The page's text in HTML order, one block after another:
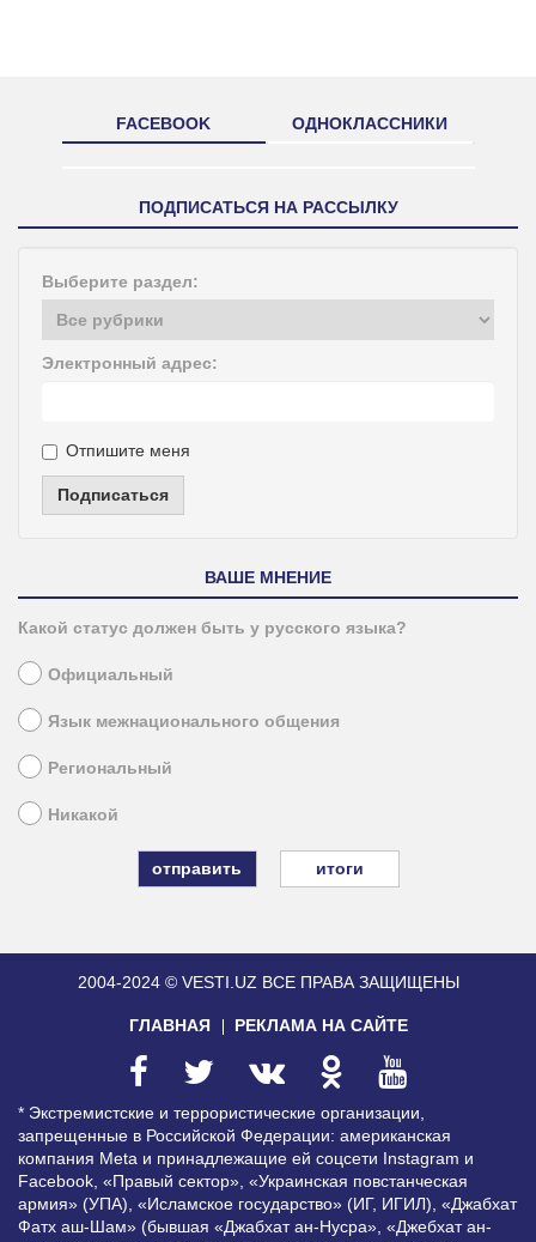
FACEBOOK ОДНОКЛАССНИКИ
ПОДПИСАТЬСЯ НА РАССЫЛКУ
Выберите раздел:
Электронный адрес:
Отпишите меня
Подписаться
ВАШЕ МНЕНИЕ
Какой статус должен быть у русского языка?
Официальный
Язык межнационального общения
Региональный
Никакой
итоги
2004-2024 © VESTI.UZ ВСЕ ПРАВА ЗАЩИЩЕНЫ
ГЛАВНАЯ РЕКЛАМА НА САЙТЕ
* Экстремистские и террористические организации,
запрещенные в Российской Федерации: американская
компания Meta и принадлежащие ей соцсети Instagram и
Facebook, «Правый сектор», «Украинская повстанческая
армия» (УПА), «Исламское государство» (ИГ, ИГИЛ), «Джабхат
Фатх аш-Шам» (бывшая «Джабхат ан-Нусра», «Джебхат ан-